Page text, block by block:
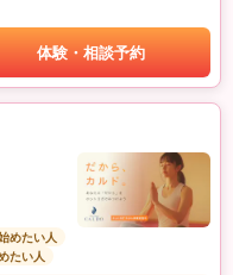
体験・相談予約
めたい人
たい人